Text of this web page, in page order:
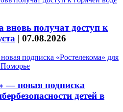
получат доступ к
| 07.08.2026
— новая подписка
детей в